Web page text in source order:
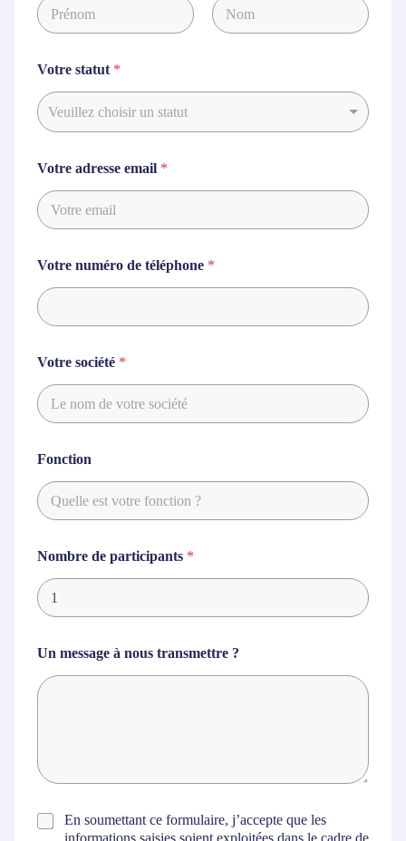
Votre statut *
Veuillez choisir un statut
Votre adresse email *
Votre numéro de téléphone *
Votre société *
Fonction
Nombre de participants *
Un message à nous transmettre ?
C
En soumettant ce formulaire, j’accepte que les